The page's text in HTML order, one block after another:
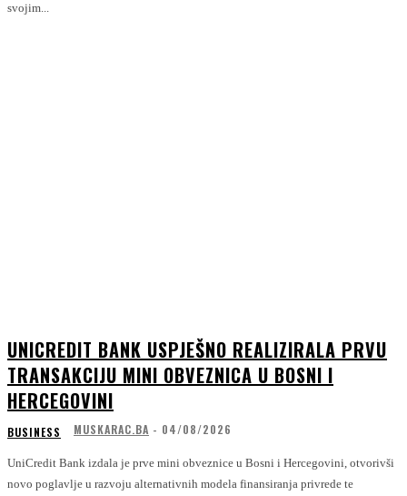
svojim...
UNICREDIT BANK USPJEŠNO REALIZIRALA PRVU
TRANSAKCIJU MINI OBVEZNICA U BOSNI I
HERCEGOVINI
BUSINESS MUSKARAC.BA - 04/08/2026
UniCredit Bank izdala je prve mini obveznice u Bosni i Hercegovini, otvorivši
novo poglavlje u razvoju alternativnih modela finansiranja privrede te